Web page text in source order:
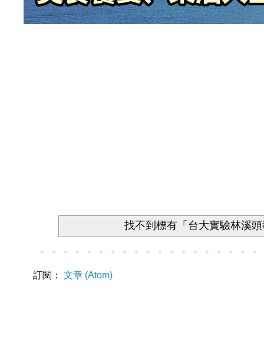
找不到標有「台大實驗林溪
訂閱： 文章 (Atom)